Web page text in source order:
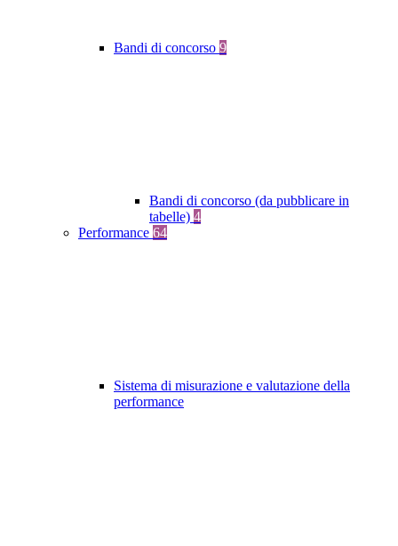
Bandi di concorso 9
Bandi di concorso (da pubblicare in
tabelle) 4
Performance 64
Sistema di misurazione e valutazione della
performance